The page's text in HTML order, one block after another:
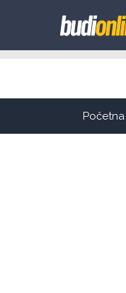
Početna